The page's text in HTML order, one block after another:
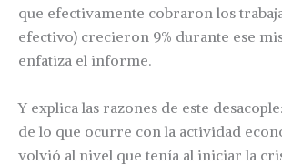
que efectivamente cobraron los
efectivo) crecieron 9% durante ese
enfatiza el informe.
Y explica las razones de este
de lo que ocurre con la actividad
volvió al nivel que tenía al iniciar la